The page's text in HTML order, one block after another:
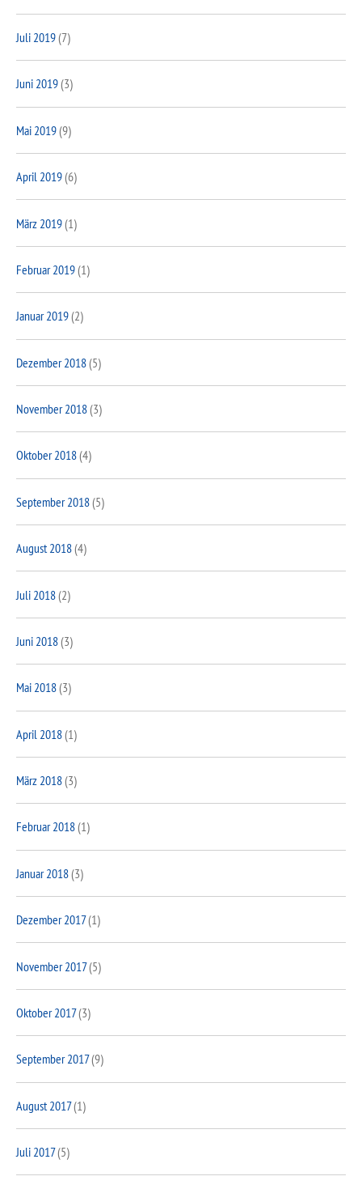
Juli 2019(7)
Juni 2019(3)
Mai 2019(9)
April 2019(6)
März 2019(1)
Februar 2019(1)
Januar 2019(2)
Dezember 2018(5)
November 2018(3)
Oktober 2018(4)
September 2018(5)
August 2018(4)
Juli 2018(2)
Juni 2018(3)
Mai 2018(3)
April 2018(1)
März 2018(3)
Februar 2018(1)
Januar 2018(3)
Dezember 2017(1)
November 2017(5)
Oktober 2017(3)
September 2017(9)
August 2017(1)
Juli 2017(5)